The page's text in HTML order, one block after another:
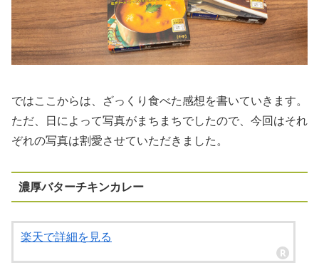
ではここからは、ざっくり食べた感想を書いていきます。
ただ、日によって写真がまちまちでしたので、今回はそれ
ぞれの写真は割愛させていただきました。
濃厚バターチキンカレー
楽天で詳細を見る